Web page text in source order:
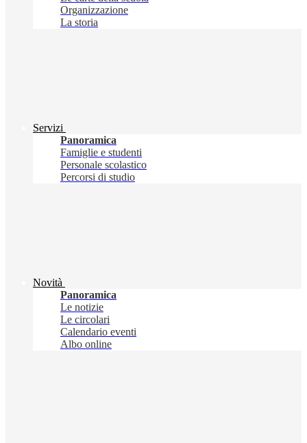
Organizzazione
La storia
Servizi
Panoramica
Famiglie e studenti
Personale scolastico
Percorsi di studio
Novità
Panoramica
Le notizie
Le circolari
Calendario eventi
Albo online